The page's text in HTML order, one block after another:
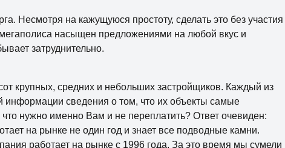
Несмотря на кажущуюся простоту, сделать это без участия
насыщен предложениями на любой вкус и
затруднительно.
крупных, средних и небольших застройщиков. Каждый из
информации сведения о том, что их объекты самые
нужно именно Вам и не переплатить? Ответ очевиден:
на рынке не один год и знает все подводные камни.
работает на рынке с 1996 года. За это время мы сумели